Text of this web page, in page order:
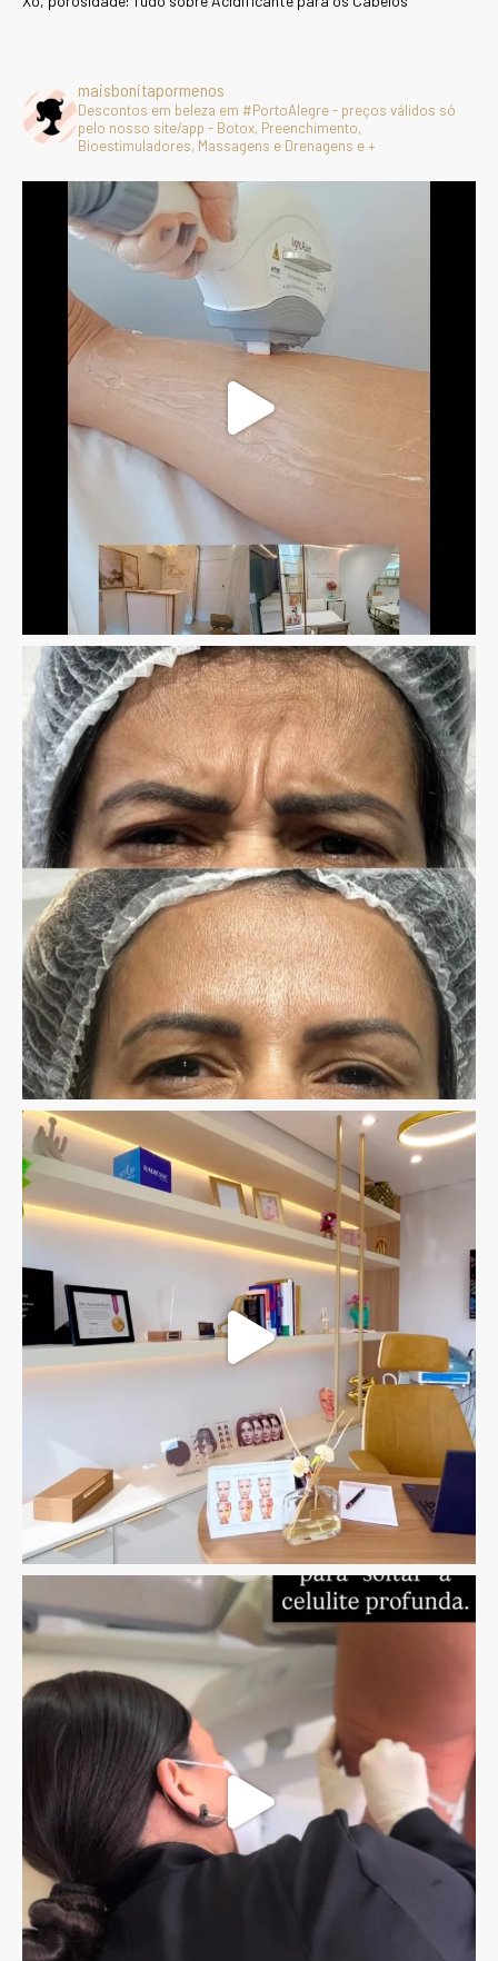
maisbonitapormenos
Descontos em beleza em #PortoAlegre - preços válidos só
pelo nosso site/app - Botox, Preenchimento,
Bioestimuladores, Massagens e Drenagens e +